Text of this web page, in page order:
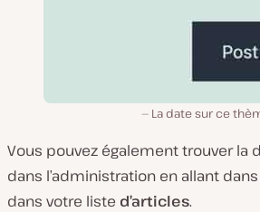
La date sur ce
Vous pouvez également trouver la
dans l’administration en allant
dans votre liste d’articles.